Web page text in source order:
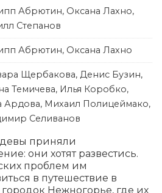
Абрютин, Оксана Лахно,
Степанов
Абрютин, Оксана Лахно
Щербакова, Денис Бузин,
Темичева, Илья Коробко,
Ардова, Михаил Полицеймако,
Селиванов
приняли
они хотят развестись.
проблем им
в путешествие в
Нежногорье, где их